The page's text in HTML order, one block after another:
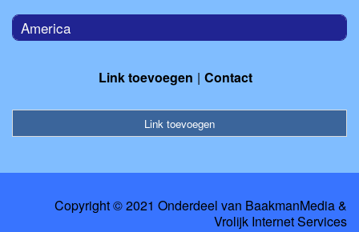
America
Link toevoegen Contact
Link toevoegen
Copyright © 2021 Onderdeel van BaakmanMedia&
Vrolijk Internet Services